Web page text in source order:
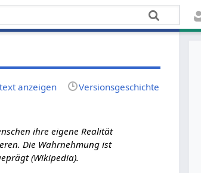
anzeigen Versionsgeschichte
ihre eigene Realität
Die Wahrnehmung ist
(Wikipedia).